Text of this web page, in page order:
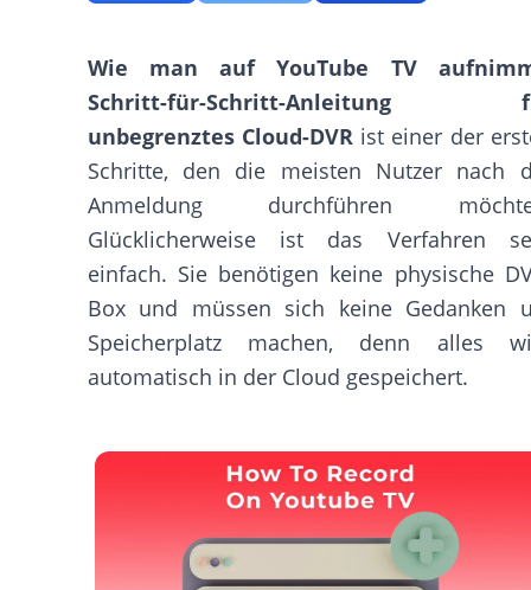
Wie man auf YouTube TV
Schritt-für-Schritt-Anleitung
unbegrenztes Cloud-DVR ist einer der
Schritte, den die meisten Nutzer nach
Anmeldung durchführen
Glücklicherweise ist das Verfahren
einfach. Sie benötigen keine physische
Box und müssen sich keine Gedanken
Speicherplatz machen, denn alles
automatisch in der Cloud gespeichert.